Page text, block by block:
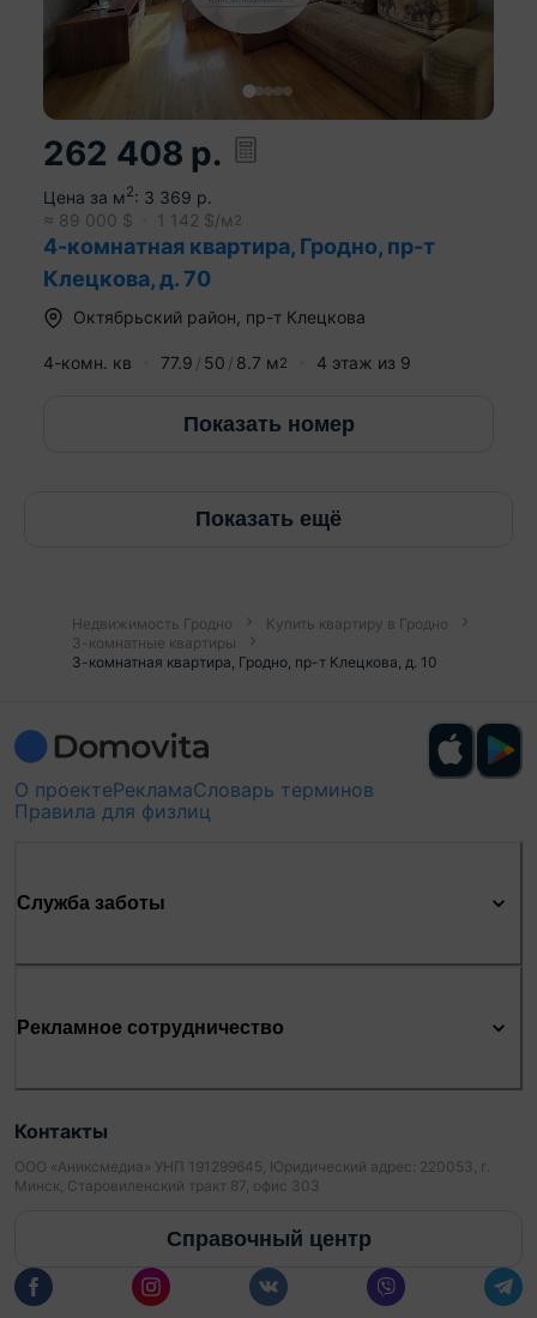
262 408 р.
Цена за м2: 3 369 р.
≈ 89 000 $ 1 142 $/м 2
4-комнатная квартира, Гродно, пр-т
Клецкова, д. 70
Октябрьский район, пр-т Клецкова
4-комн. кв 77.9 50 8.7 м2 4 этаж из 9
Показать номер
Показать ещё
Недвижимость Гродно
Купить квартиру в Гродно
3-комнатные квартиры
3-комнатная квартира, Гродно, пр-т Клецкова, д. 10
О проектеРекламаСловарь терминов
Правила для физлиц
Служба заботы
Рекламное сотрудничество
Контакты
ООО «Аниксмедиа» УНП 191299645, Юридический адрес: 220053, г.
Минск, Старовиленский тракт 87, офис 303
Справочный центр